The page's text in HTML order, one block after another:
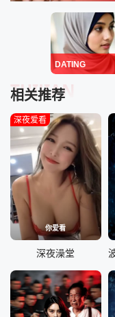
DATING
相关推荐
TUIJIAN
你爱看
深夜爱看
深夜澡堂